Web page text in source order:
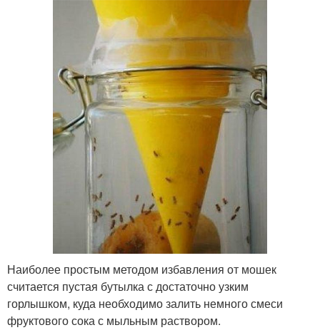
Наиболее простым методом избавления от мошек
считается пустая бутылка с достаточно узким
горлышком, куда необходимо залить немного смеси
фруктового сока с мыльным раствором.